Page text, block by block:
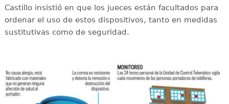
Castillo insistió en que los jueces están facultados para
ordenar el uso de estos dispositivos, tanto en medidas
sustitutivas como de seguridad.